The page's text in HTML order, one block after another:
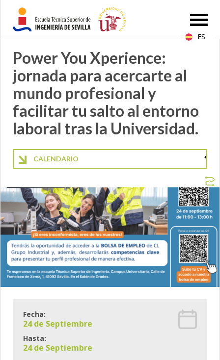
Power You Xperience:
jornada para acercarte al
mundo profesional y
facilitar tu salto al entorno
laboral tras la Universidad.
Fecha:
24 de Septiembre
Hasta:
24 de Septiembre
CALENDARIO
ES